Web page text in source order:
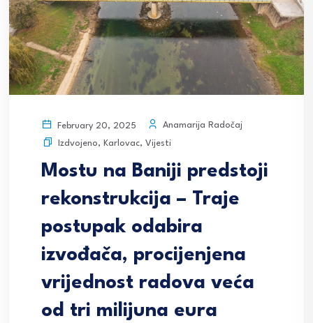
February 20, 2025
Anamarija Radočaj
Izdvojeno, Karlovac, Vijesti
Mostu na Baniji predstoji
rekonstrukcija – Traje
postupak odabira
izvođača, procijenjena
vrijednost radova veća
od tri milijuna eura